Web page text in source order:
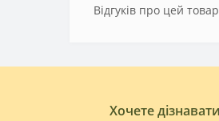
Відгуків про цей
Хочете